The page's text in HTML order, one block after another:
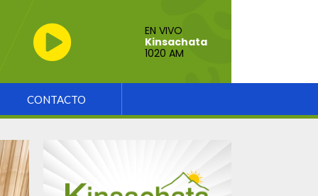
EN VIVO
Kinsachata
1020 AM
CONTACTO